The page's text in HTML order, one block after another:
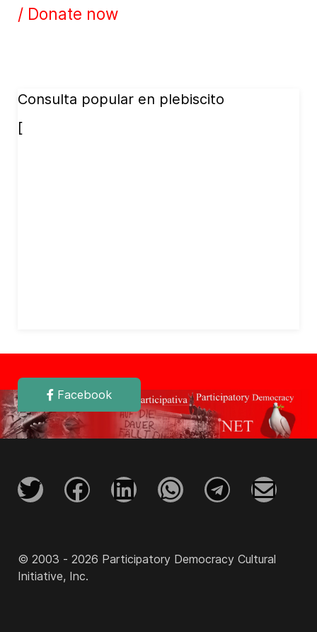
/ Donate now
Consulta popular en plebiscito
[
Facebook
© 2003 - 2026 Participatory Democracy Cultural
Initiative, Inc.